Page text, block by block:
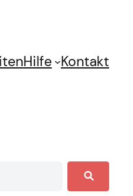
Hilfe Kontakt